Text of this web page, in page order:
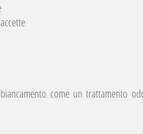
come un trattamento